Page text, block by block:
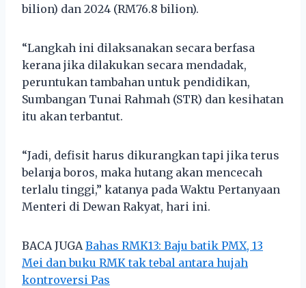
bilion) dan 2024 (RM76.8 bilion).
“Langkah ini dilaksanakan secara berfasa
kerana jika dilakukan secara mendadak,
peruntukan tambahan untuk pendidikan,
Sumbangan Tunai Rahmah (STR) dan kesihatan
itu akan terbantut.
“Jadi, defisit harus dikurangkan tapi jika terus
belanja boros, maka hutang akan mencecah
terlalu tinggi,” katanya pada Waktu Pertanyaan
Menteri di Dewan Rakyat, hari ini.
BACA JUGA Bahas RMK13: Baju batik PMX, 13
Mei dan buku RMK tak tebal antara hujah
kontroversi Pas